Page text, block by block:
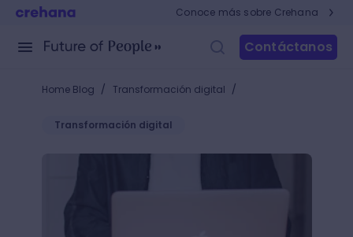
Conoce más sobre Crehana
Contáctanos
Home Blog / Transformación digital /
Transformación digital
Aprende cómo recuperar un documento de Word